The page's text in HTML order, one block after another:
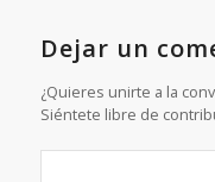
Dejar un
¿Quieres unirte a la
Siéntete libre de